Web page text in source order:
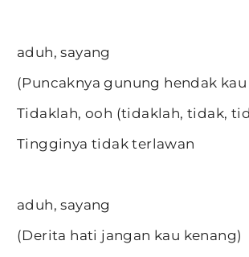
aduh, sayang
(Puncaknya gunung hendak
Tidaklah, ooh (tidaklah, tidak,
Tingginya tidak terlawan
aduh, sayang
(Derita hati jangan kau kenang)